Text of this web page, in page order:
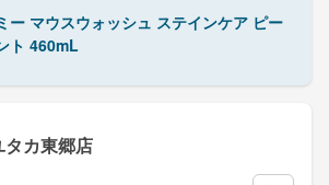
ー マウスウォッシュ ステインケア ピー
ト 460mL
タカ東郷店